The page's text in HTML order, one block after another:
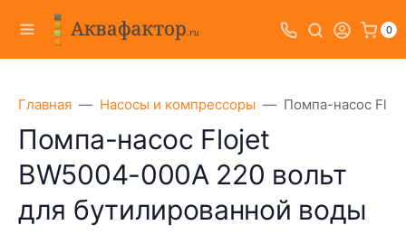
0
Главная Насосы и компрессоры Помпа-насос
Помпа-насос Flojet
BW5004-000A 220 вольт
для бутилированной воды